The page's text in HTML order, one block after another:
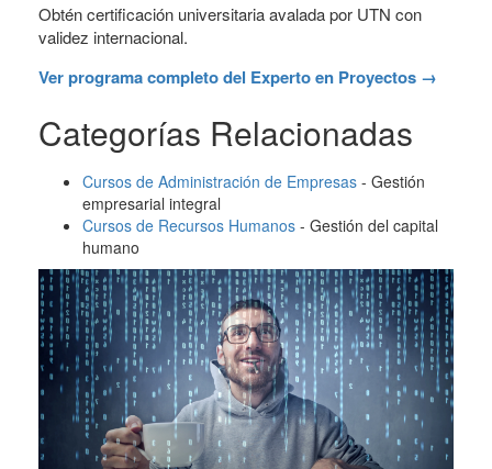
Obtén certificación universitaria avalada por UTN con
validez internacional.
Ver programa completo del Experto en Proyectos →
Categorías Relacionadas
Cursos de Administración de Empresas - Gestión
empresarial integral
Cursos de Recursos Humanos - Gestión del capital
humano